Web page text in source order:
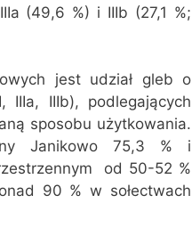
(49,6 %) i IIIb (27,1 %;
jest udział gleb o
IIIa, IIIb), podlegających
sposobu użytkowania.
Janikowo 75,3 % i
 od 50-52 %
90 % w sołectwach